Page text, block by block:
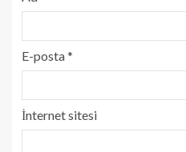
E-posta*
İnternet sitesi